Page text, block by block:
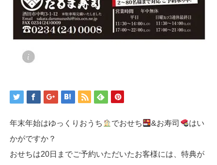
年末年始はゆっくりおうち でおせち &お寿司
はい
かがですか？
おせちは20日までご予約いただいたお客様には、特典が